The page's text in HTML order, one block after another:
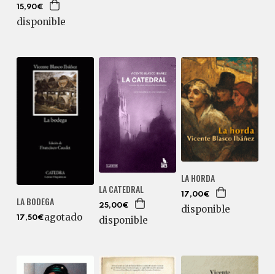
15,90€
disponible
LA BODEGA
17,50€agotado
LA CATEDRAL
25,00€
disponible
LA HORDA
17,00€
disponible